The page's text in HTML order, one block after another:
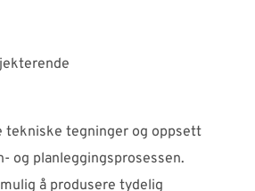
tekniske tegninger og oppsett
og planleggingsprosessen.
å produsere tydelig